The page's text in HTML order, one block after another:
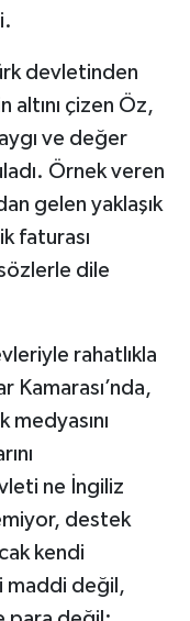
devletinden
çizen Öz,
ve değer
Örnek veren
gelen yaklaşık
faturası
sözlerle dile
rahatlıkla
Kamarası’nda,
medyasını
ne İngiliz
destek
kendi
maddi değil,